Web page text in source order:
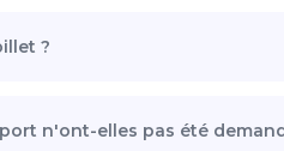
?
n'ont-elles pas été